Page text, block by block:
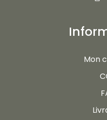
Mon